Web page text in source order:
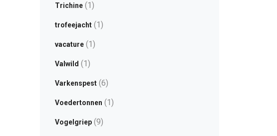
Trichine(1)
trofeejacht(1)
vacature(1)
Valwild (1)
Varkenspest(6)
Voedertonnen (1)
Vogelgriep(9)